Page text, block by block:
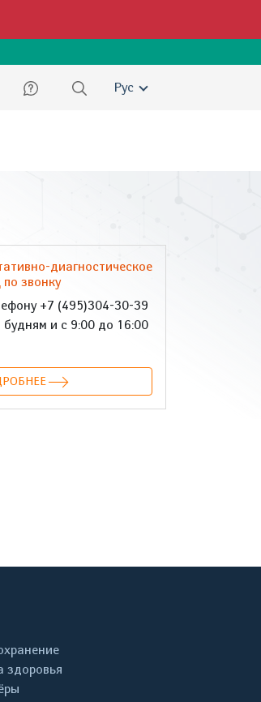
Русский
диагностическое
звонку
+7 (495)304-30-39
будням и с 9:00 до 16:00
здоровья